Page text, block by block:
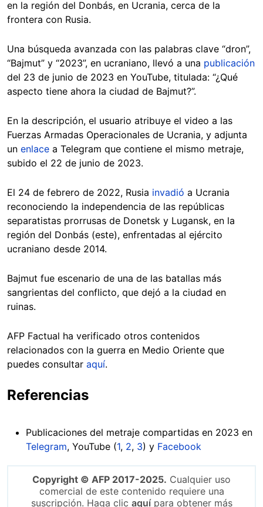
en la región del Donbás, en Ucrania, cerca de la
frontera con Rusia.
Una búsqueda avanzada con las palabras clave “dron”,
“Bajmut” y “2023”, en ucraniano, llevó a una publicación
del 23 de junio de 2023 en YouTube, titulada: “¿Qué
aspecto tiene ahora la ciudad de Bajmut?”.
En la descripción, el usuario atribuye el video a las
Fuerzas Armadas Operacionales de Ucrania, y adjunta
un enlace a Telegram que contiene el mismo metraje,
subido el 22 de junio de 2023.
El 24 de febrero de 2022, Rusia invadió a Ucrania
reconociendo la independencia de las repúblicas
separatistas prorrusas de Donetsk y Lugansk, en la
región del Donbás (este), enfrentadas al ejército
ucraniano desde 2014.
Bajmut fue escenario de una de las batallas más
sangrientas del conflicto, que dejó a la ciudad en
ruinas.
AFP Factual ha verificado otros contenidos
relacionados con la guerra en Medio Oriente que
puedes consultar aquí.
Referencias
Publicaciones del metraje compartidas en 2023 en
Telegram, YouTube (1, 2, 3) y Facebook
Copyright © AFP 2017-2025. Cualquier uso
comercial de este contenido requiere una
suscripción. Haga clic aquípara obtener más